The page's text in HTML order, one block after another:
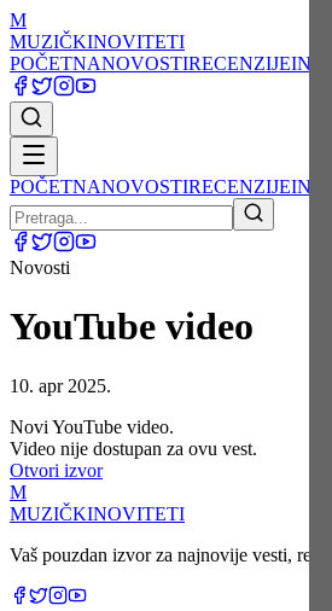
M
MUZIČKINOVITETI
POČETNANOVOSTIRECENZIJE
POČETNANOVOSTIRECENZIJE
Novosti
YouTube video
10. apr 2025.
Novi YouTube video.
Video nije dostupan za ovu vest.
Otvori izvor
M
MUZIČKINOVITETI
Vaš pouzdan izvor za najnovije vesti,